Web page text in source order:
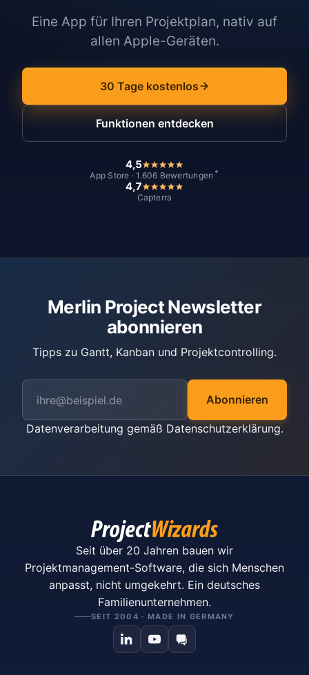
Eine App für Ihren Projektplan, nativ auf
allen Apple-Geräten.
30 Tage kostenlos
Funktionen entdecken
4,5
App Store · 1.606 Bewertungen *
4,7
Capterra
Merlin Project Newsletter
abonnieren
Tipps zu Gantt, Kanban und Projektcontrolling.
Abonnieren
Datenverarbeitung gemäß Datenschutzerklärung.
Seit über 20 Jahren bauen wir
Projektmanagement-Software, die sich Menschen
anpasst, nicht umgekehrt. Ein deutsches
Familienunternehmen.
SEIT 2004 · MADE IN GERMANY